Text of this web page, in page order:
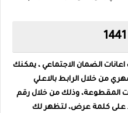
لصرف اعانات الضمان الاجتماعي ، يمكنك
من خلال الرابط بالاعلي
المقطوعة، وذلك من خلال رقم
على كلمة عرض، لتظهر لك